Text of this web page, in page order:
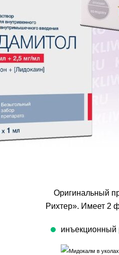
Оригинальный
Рихтер». Имеет 2
инъекционный